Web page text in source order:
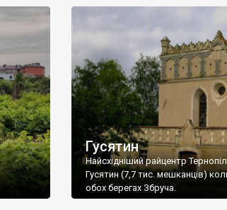
Гусятин
Найсхідніший райцентр
Гусятин (7,7 тис. мешканців)
обох берегах Збруча.